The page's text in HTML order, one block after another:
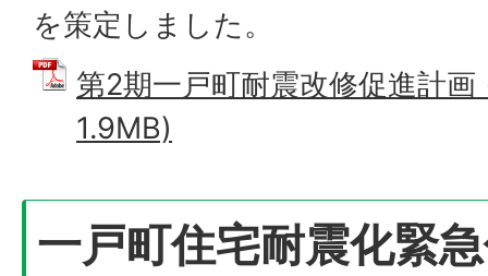
を策定しました。
第2期一戸町耐震改修促進計
1.9MB)
一戸町住宅耐震化緊